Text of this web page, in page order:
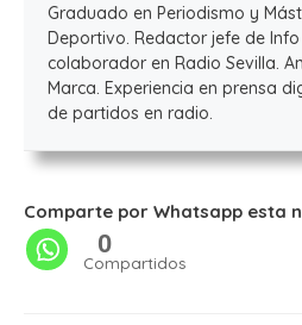
Graduado en Periodismo y
Deportivo. Redactor jefe de Info
colaborador en Radio Sevilla.
Marca. Experiencia en prensa
de partidos en radio.
Comparte por Whatsapp esta
0
Compartidos